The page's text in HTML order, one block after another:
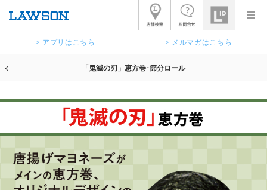
> アプリはこちら > メルマガはこちら
「鬼滅の刃」恵方巻･節分ロール